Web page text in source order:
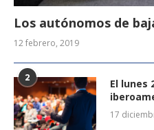
Los autónomos de
12 febrero, 2019
2
El lunes
17